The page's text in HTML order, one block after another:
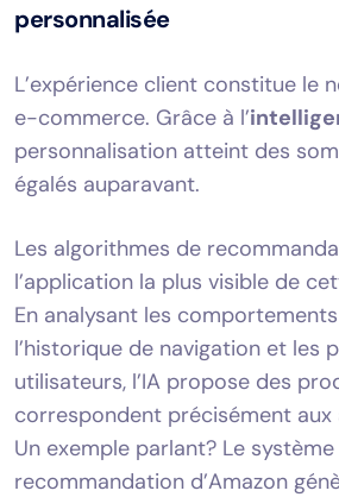
personnalisée
L’expérience client constitue le
e-commerce. Grâce à l’
personnalisation atteint des
égalés auparavant.
Les algorithmes de
l’application la plus visible de
En analysant les
l’historique de navigation et les
utilisateurs, l’IA propose des
correspondent précisément
Un exemple parlant? Le
recommandation d’Amazon